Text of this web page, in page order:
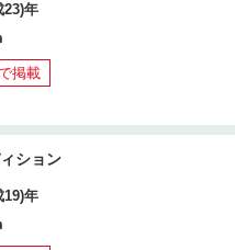
23)年
掲載
ション
19)年